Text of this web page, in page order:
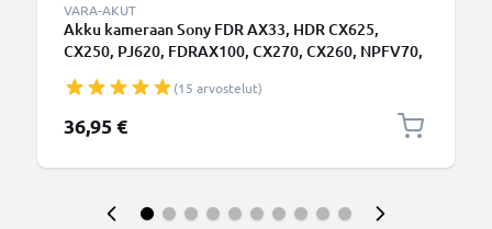
VARA-AKUT
Akku kameraan Sony FDR AX33, HDR CX625,
CX250, PJ620, FDRAX100, CX270, CX260, NPFV70,
CELLONIC
(15 arvostelut)
36,95 €